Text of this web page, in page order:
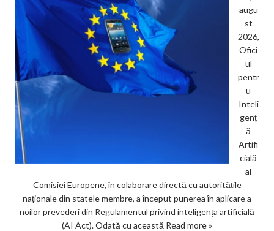
augu
st
2026,
Ofici
ul
pentr
u
Inteli
genț
ă
Artifi
cială
al
Comisiei Europene, în colaborare directă cu autoritățile
naționale din statele membre, a început punerea în aplicare a
noilor prevederi din Regulamentul privind inteligența artificială
(AI Act). Odată cu această Read more »